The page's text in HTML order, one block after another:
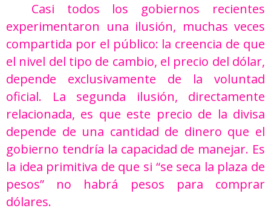
Casi todos los gobiernos recientes
experimentaron una ilusión, muchas veces
compartida por el público: la creencia de que
el nivel del tipo de cambio, el precio del dólar,
depende exclusivamente de la voluntad
oficial. La segunda ilusión, directamente
relacionada, es que este precio de la divisa
depende de una cantidad de dinero que el
gobierno tendría la capacidad de manejar. Es
la idea primitiva de que si “se seca la plaza de
pesos” no habrá pesos para comprar
dólares.